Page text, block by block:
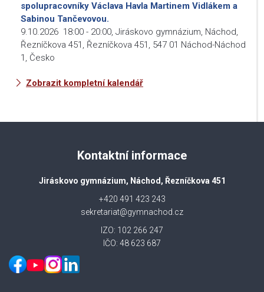
spolupracovníky Václava Havla Martinem Vidlákem a
Sabinou Tančevovou.
9.10.2026 18:00 - 20:00, Jiráskovo gymnázium, Náchod,
Řezníčkova 451, Řezníčkova 451, 547 01 Náchod-Náchod
1, Česko
Zobrazit kompletní kalendář
Kontaktní informace
Jiráskovo gymnázium, Náchod, Řezníčkova 451
+420 491 423 243
sekretariat@gymnachod.cz
IZO: 102 266 247
IČO: 48 623 687